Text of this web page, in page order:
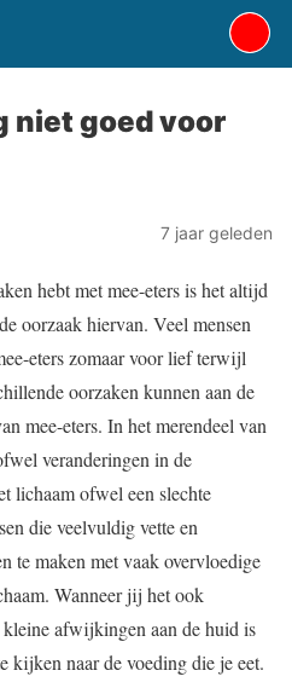
niet goed voor
7 jaar geleden
hebt met mee-eters is het altijd
oorzaak hiervan. Veel mensen
eters zomaar voor lief terwijl
oorzaken kunnen aan de
mee-eters. In het merendeel van
veranderingen in de
lichaam ofwel een slechte
die veelvuldig vette en
te maken met vaak overvloedige
Wanneer jij het ook
kleine afwijkingen aan de huid is
kijken naar de voeding die je eet.